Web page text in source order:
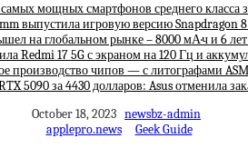
мощных смартфонов среднего класса
выпустила игровую версию Snapdragon
на глобальном рынке – 8000 мА·ч и 6
Redmi 17 5G с экраном на 120 Гц и
производство чипов — с литографами
5090 за 4430 долларов: Asus отменила
October 18, 2023 newsbz-admin
applepro.news
Geek Guide